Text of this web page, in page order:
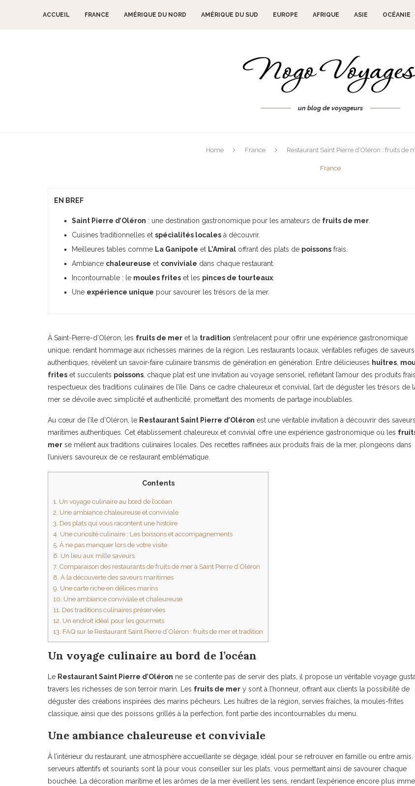
ACCUEIL FRANCE AMÉRIQUE DU NORD AMÉRIQUE DU SUD EUROPE AFRIQUE ASIE OCÉANIE
un blog de voyageurs
Home France Restaurant Saint Pierre d’Oléron : fruits de
France
Restaurant Saint Pierre d’Oléron : fruits
EN BREF
Saint Pierre d’Oléron : une destination gastronomique pour les amateurs de fruits de mer
Cuisines traditionnelles et spécialités locales à découvrir.
Meilleures tables comme La Ganipote et L’Amiral offrant des plats de poissons frais.
Ambiance chaleureuse et conviviale dans chaque restaurant.
Incontournable : le moules frites et les pinces de tourteaux
Une expérience unique pour savourer les trésors de la mer.
À Saint-Pierre-d’Oléron, les fruits de mer et la tradition s’entrelacent pour offrir une expérience gastronomique
unique, rendant hommage aux richesses marines de la région. Les restaurants locaux, véritables refuges de saveurs
authentiques, révèlent un savoir-faire culinaire transmis de génération en génération. Entre délicieuses huîtres
frites et succulents poissons , chaque plat est une invitation au voyage sensoriel, reflétant l’amour des produits
respectueux des traditions culinaires de l’île. Dans ce cadre chaleureux et convivial, l’art de déguster les trésors de
mer se dévoile avec simplicité et authenticité, promettant des moments de partage inoubliables.
Au cœur de l’île d’Oléron, le Restaurant Saint Pierre d’Oléron est une véritable invitation à découvrir des saveurs
maritimes authentiques. Cet établissement chaleureux et convivial offre une expérience gastronomique où les
mer se mêlent aux traditions culinaires locales. Des recettes raffinées aux produits frais de la mer, plongeons dans
l’univers savoureux de ce restaurant emblématique.
Contents
1. Un voyage culinaire au bord de l’océan
2. Une ambiance chaleureuse et conviviale
3. Des plats qui vous racontent une histoire
4. Une curiosité culinaire : Les boissons et accompagnements
5. À ne pas manquer lors de votre visite
6. Un lieu aux mille saveurs
7. Comparaison des restaurants de fruits de mer à Saint Pierre d’Oléron
8. À la découverte des saveurs maritimes
9. Une carte riche en délices marins
10. Une ambiance conviviale et chaleureuse
11. Des traditions culinaires préservées
12. Un endroit idéal pour les gourmets
13. FAQ sur le Restaurant Saint Pierre d’Oléron : fruits de mer et tradition
Un voyage culinaire au bord de l’océan
Le Restaurant Saint Pierre d’Oléron ne se contente pas de servir des plats, il propose un véritable voyage
travers les richesses de son terroir marin. Les fruits de mer y sont à l’honneur, offrant aux clients la possibilité de
déguster des créations inspirées des marins pêcheurs. Les huîtres de la région, servies fraîches, la moules-frites
classique, ainsi que des poissons grillés à la perfection, font partie des incontournables du menu.
Une ambiance chaleureuse et conviviale
À l’intérieur du restaurant, une atmosphère accueillante se dégage, idéal pour se retrouver en famille ou entre amis.
serveurs attentifs et souriants sont là pour vous conseiller sur les plats, vous permettant ainsi de savourer chaque
bouchée. La décoration maritime et les arômes de la mer éveillent les sens, rendant l’expérience encore plus